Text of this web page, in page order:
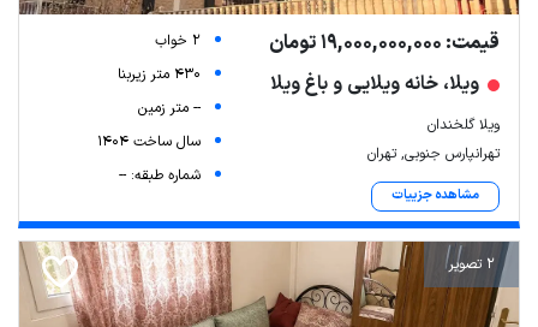
قیمت: 19,000,000,000 تومان
ویلا، خانه ویلایی و باغ ویلا
ویلا گلخندان
تهرانپارس جنوبی, تهران
مشاهده جزییات
2 خواب
430 متر زیربنا
-- متر زمین
سال ساخت 1404
شماره طبقه: --
2 تصویر